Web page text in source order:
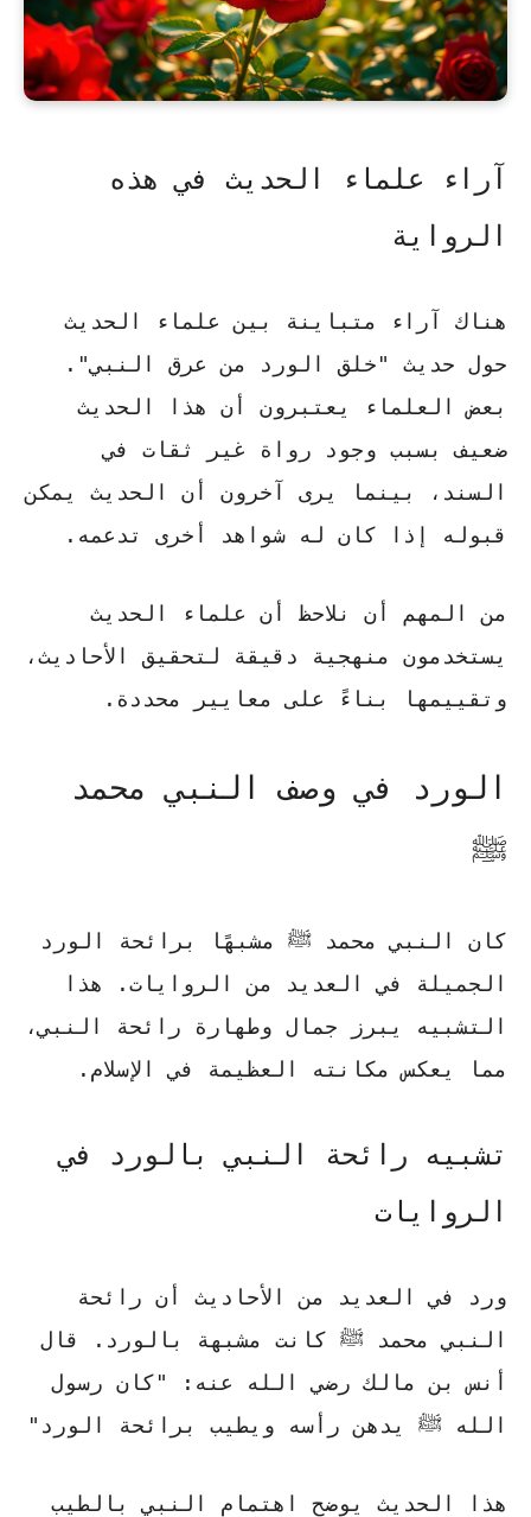
آراء علماء الحديث في هذه
الرواية
هناك آراء متباينة بين علماء الحديث
حول حديث "خلق الورد من عرق النبي".
بعض العلماء يعتبرون أن هذا الحديث
ضعيفبسبب وجود رواة غير ثقات في
السند، بينما يرى آخرون أن الحديث
يمكن
قبوله إذا كان له شواهد أخرى تدعمه.
من المهم أن نلاحظ أن علماء الحديث
يستخدمون منهجية دقيقة لتحقيق الأحاديث،
وتقييمها بناءً على معايير محددة.
الورد في وصف النبي محمد
ﷺ
كان النبي محمد ﷺ مشبهًا برائحة الورد
الجميلة في العديد من الروايات. هذا
التشبيه يبرز جمال وطهارة رائحة النبي،
مما يعكس مكانته العظيمة في الإسلام.
تشبيه رائحة النبي بالورد في
الروايات
ورد في العديد من الأحاديث أن رائحة
النبي محمد ﷺ كانت مشبهة بالورد.
قال
أنس بن مالك رضي الله عنه:
"كان رسول
الله ﷺ يدهن رأسه ويطيب برائحة الورد"
هذا الحديث يوضح اهتمام النبي بالطيب